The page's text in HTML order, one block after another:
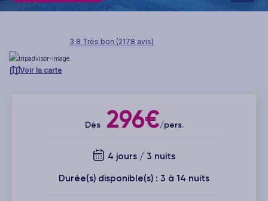
3.8 Très bon (2178 avis)
Voir la carte
Dès296€/pers.
4 jours / 3 nuits
Durée(s) disponible(s) : 3 à 14 nuits